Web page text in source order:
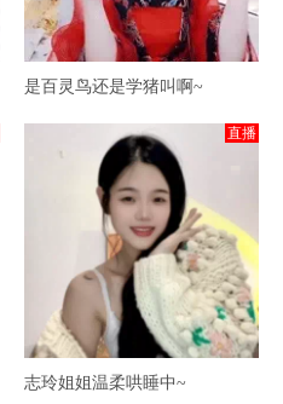
是百灵鸟还是学猪叫啊~
直播
志玲姐姐温柔哄睡中~